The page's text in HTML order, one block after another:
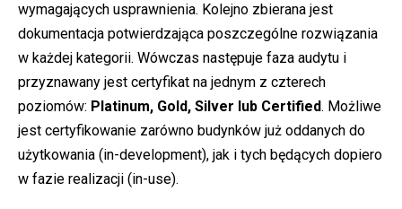
wymagających usprawnienia. Kolejno zbierana jest
dokumentacja potwierdzająca poszczególne rozwiązania
w każdej kategorii. Wówczas następuje faza audytu i
przyznawany jest certyfikat na jednym z czterech
poziomów: Platinum, Gold, Silver lub Certified. Możliwe
jest certyfikowanie zarówno budynków już oddanych do
użytkowania (in-development), jak i tych będących dopiero
w fazie realizacji (in-use).